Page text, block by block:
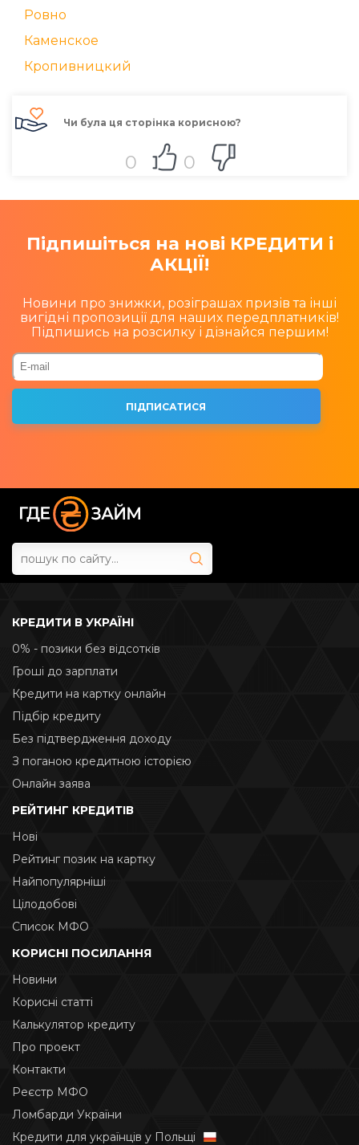
Ровно
Каменское
Кропивницкий
Чи була ця сторінка корисною?
0 0
Підпишіться на нові КРЕДИТИ і
АКЦІЇ!
Новини про знижки, розіграшах призів та інші
вигідні пропозиції для наших передплатників!
Підпишись на розсилку і дізнайся першим!
КРЕДИТИ В УКРАЇНІ
0% - позики без відсотків
Гроші до зарплати
Кредити на картку онлайн
Підбір кредиту
Без підтвердження доходу
З поганою кредитною історією
Онлайн заява
РЕЙТИНГ КРЕДИТІВ
Нові
Рейтинг позик на картку
Найпопулярніші
Цілодобові
Список МФО
КОРИСНІ ПОСИЛАННЯ
Новини
Корисні статті
Калькулятор кредиту
Про проект
Контакти
Реєстр МФО
Ломбарди України
Кредити для українців у Польщі